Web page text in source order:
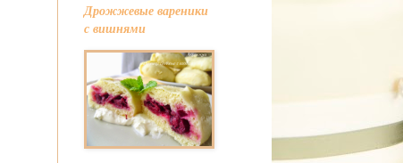
Дрожжевые вареники
с вишнями